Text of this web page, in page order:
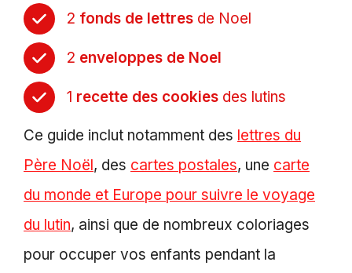
2 fonds de lettres de Noel
2 enveloppes de Noel
1 recette des cookies des lutins
Ce guide inclut notamment des lettres du
Père Noël, des cartes postales, une carte
du monde et Europe pour suivre le voyage
du lutin, ainsi que de nombreux coloriages
pour occuper vos enfants pendant la